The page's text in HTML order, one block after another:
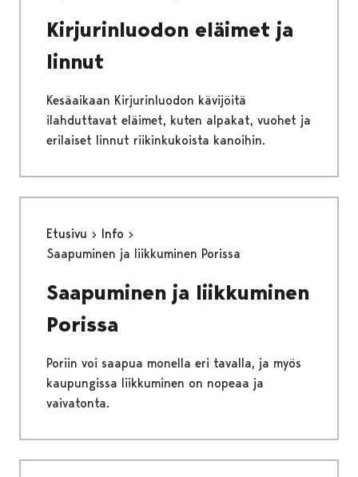
Kirjurinluodon eläimet ja
linnut
Kesäaikaan Kirjurinluodon kävijöitä
ilahduttavat eläimet, kuten alpakat, vuohet ja
erilaiset linnut riikinkukoista kanoihin.
Etusivu
Info
Saapuminen ja liikkuminen Porissa
Saapuminen ja liikkuminen
Porissa
Poriin voi saapua monella eri tavalla, ja myös
kaupungissa liikkuminen on nopeaa ja
vaivatonta.